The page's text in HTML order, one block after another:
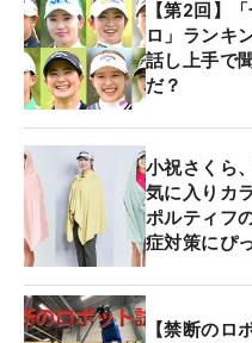
【第2回】
ロ」ランキ
話し上手で
だ？
小祝さくら
気に入りカ
ポルティフ
症対策にぴ
【禁断のロ